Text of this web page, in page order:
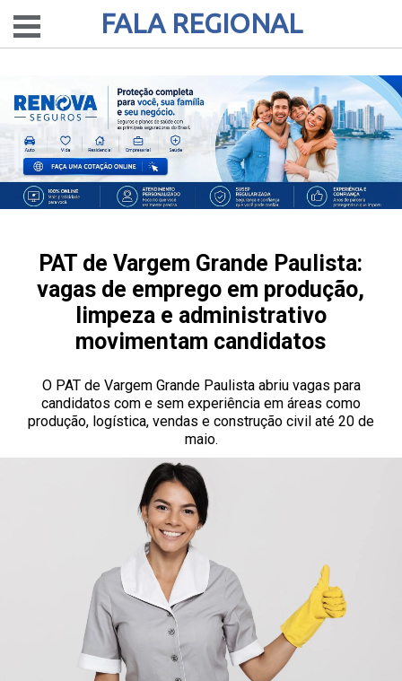
FALA REGIONAL
PAT de Vargem Grande Paulista:
vagas de emprego em produção,
limpeza e administrativo
movimentam candidatos
O PAT de Vargem Grande Paulista abriu vagas para
candidatos com e sem experiência em áreas como
produção, logística, vendas e construção civil até 20 de
maio.